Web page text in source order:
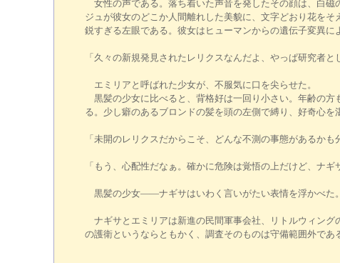
女性の声である。落ち着いた声音を発したその顔は、白磁
ジュが彼女のどこか人間離れした美貌に、文字どおり花を
鋭すぎる左眼である。彼女はヒューマンからの遺伝子変異に
「久々の新規発見されたレリクスなんだよ、やっぱ研究者と
エミリアと呼ばれた少女が、不服気に口を尖らせた。
黒髪の少女に比べると、背格好は一回り小さい。年齢の方
る。少し癖のあるブロンドの髪を頭の左側で縛り、好奇心を
「未開のレリクスだからこそ、どんな不測の事態があるか
「もう、心配性だなぁ。確かに危険は覚悟の上だけど、ナギ
黒髪の少女――ナギサはいわく言いがたい表情を浮かべた
ナギサとエミリアは新進の民間軍事会社、リトルウィング
の護衛というならともかく、調査そのものは守備範囲外で